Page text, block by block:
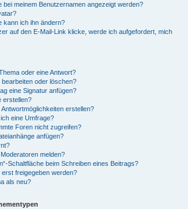
bei meinem Benutzernamen angezeigt werden?
kann ich ihn ändern?
auf den E-Mail-Link klicke, werde ich aufgefordert, mich
oder eine Antwort?
oder löschen?
eine Signatur anfügen?
erstellen?
erstellen?
eine Umfrage?
Foren nicht zugreifen?
anfügen?
melden?
Schaltfläche beim Schreiben eines Beitrags?
freigegeben werden?
als neu?